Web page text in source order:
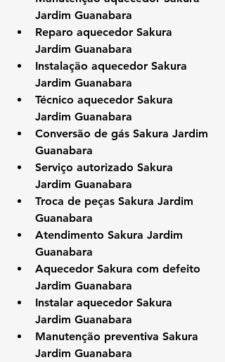
Jardim Guanabara
Reparo aquecedor Sakura
Jardim Guanabara
Instalação aquecedor Sakura
Jardim Guanabara
Técnico aquecedor Sakura
Jardim Guanabara
Conversão de gás Sakura Jardim
Guanabara
Serviço autorizado Sakura
Jardim Guanabara
Troca de peças Sakura Jardim
Guanabara
Atendimento Sakura Jardim
Guanabara
Aquecedor Sakura com defeito
Jardim Guanabara
Instalar aquecedor Sakura
Jardim Guanabara
Manutenção preventiva Sakura
Jardim Guanabara